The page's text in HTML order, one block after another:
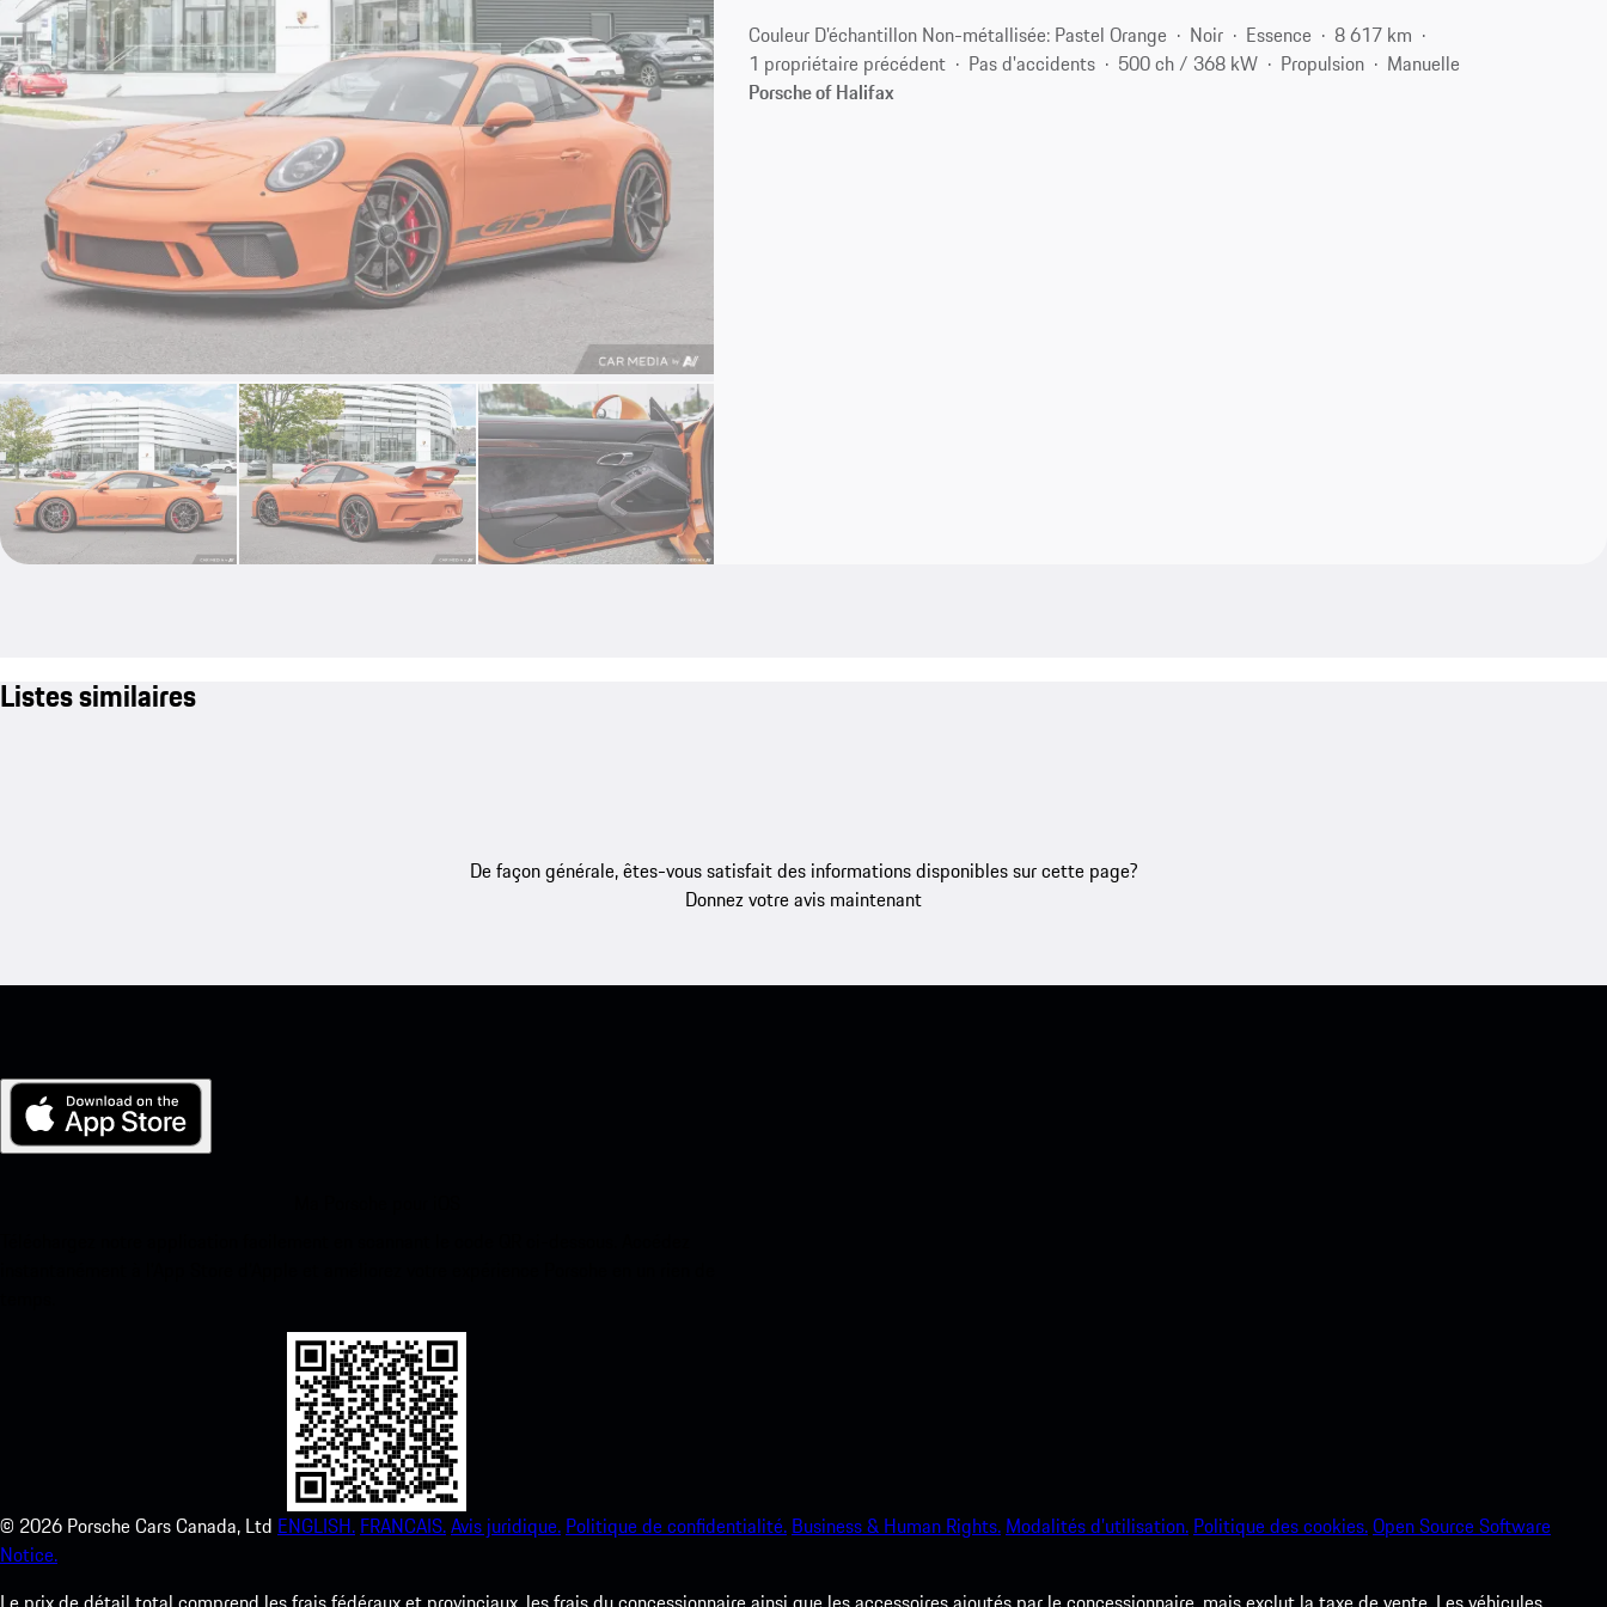
Couleur D'échantillon Non-métallisée: Pastel Orange Noir Essence
8 617 km
1 propriétaire précédent
Pas d'accidents 500 ch / 368 kW Propulsion
Manuelle
Porsche of Halifax
Listes similaires
De façon générale, êtes-vous satisfait des informations disponibles sur cette page?
Donnez votre avis maintenant
© 2026 Porsche Cars Canada, Ltd ENGLISH. FRANCAIS.Avis juridique. Politique de confidentialité. Business & Human Rights. Modalités d’utilisation. Politique des cookies.Open Source Software
Notice.